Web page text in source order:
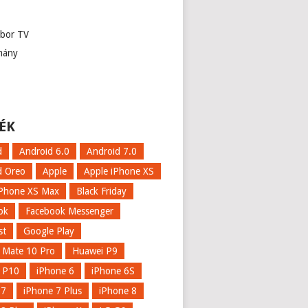
TV
Android 6.0
Android 7.0
Oreo
Apple
Apple iPhone XS
XS Max
Black Friday
Facebook Messenger
Google Play
Mate 10 Pro
Huawei P9
P10
iPhone 6
iPhone 6S
iPhone 7 Plus
iPhone 8